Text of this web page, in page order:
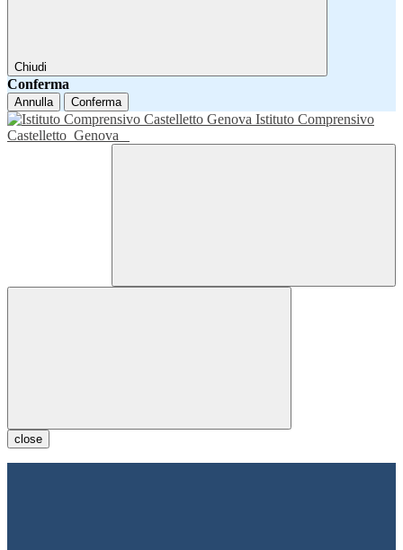
Chiudi
Conferma
Annulla Conferma
Istituto Comprensivo
Castelletto Genova
close